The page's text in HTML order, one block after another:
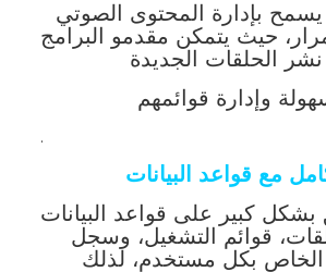
بإدارة المحتوى الصوتي
حيث يتمكن مقدمو البرامج
الحلقات الجديدة
.
بشكل كبير على قواعد البيانات
قوائم التشغيل، وسجل
الخاص بكل مستخدم، لذلك